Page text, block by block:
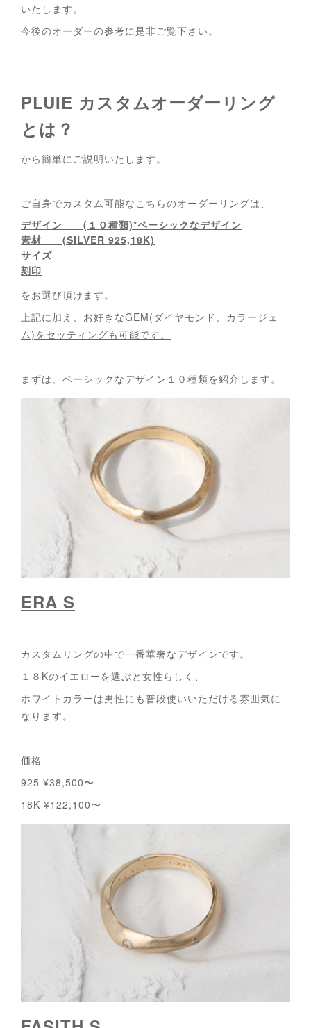
いたします。
今後のオーダーの参考に是非ご覧下さい。
PLUIE カスタムオーダーリング
とは？
から簡単にご説明いたします。
ご自身でカスタム可能なこちらのオーダーリングは、
デザイン (１０種類)*ベーシックなデザイン
素材 (SILVER 925,18K)
サイズ
刻印
をお選び頂けます。
上記に加え、 お好きなGEM(ダイヤモンド、カラージェ
ム)をセッティングも可能です。
まずは、ベーシックなデザイン１０種類を紹介します。
ERA S
カスタムリングの中で一番華奢なデザインです。
１８Kのイエローを選ぶと女性らしく、
ホワイトカラーは男性にも普段使いいただける雰囲気に
なります。
価格
925 ¥38,500〜
18K ¥122,100〜